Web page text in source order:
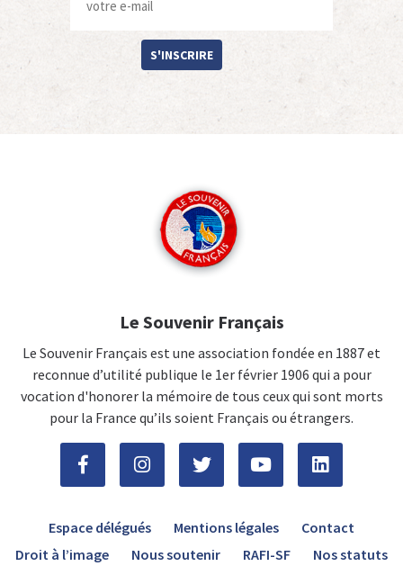
S'INSCRIRE
Le Souvenir Français
Le Souvenir Français est une association fondée en 1887 et
reconnue d’utilité publique le 1er février 1906 qui a pour
vocation d'honorer la mémoire de tous ceux qui sont morts
pour la France qu’ils soient Français ou étrangers.
Espace délégués Mentions légales
Contact
Droit à l’image
Nous soutenir RAFI-SF Nos statuts